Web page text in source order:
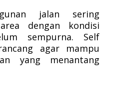
jalan sering
dengan kondisi
sempurna. Self
agar mampu
yang menantang